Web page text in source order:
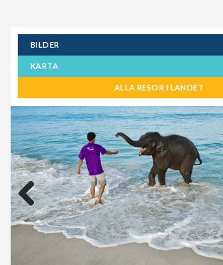
BILDER
KARTA
ALLA RESOR I LANDET
Previous